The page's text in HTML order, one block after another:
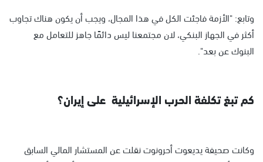
وتابع: "الأزمة فاجئت الكل في هذا المجال، ويجب أن يكون هناك تجاوب
أكثر في الجهاز البنكي، لان مجتمعنا ليس دائمًا جاهز للتعامل مع
البنوك عن بعد".
كم تبغ تكلفة الحرب الإسرائيلية على إيران؟
وكانت صحيفة يديعوت أحرونوت نقلت عن المستشار المالي السابق